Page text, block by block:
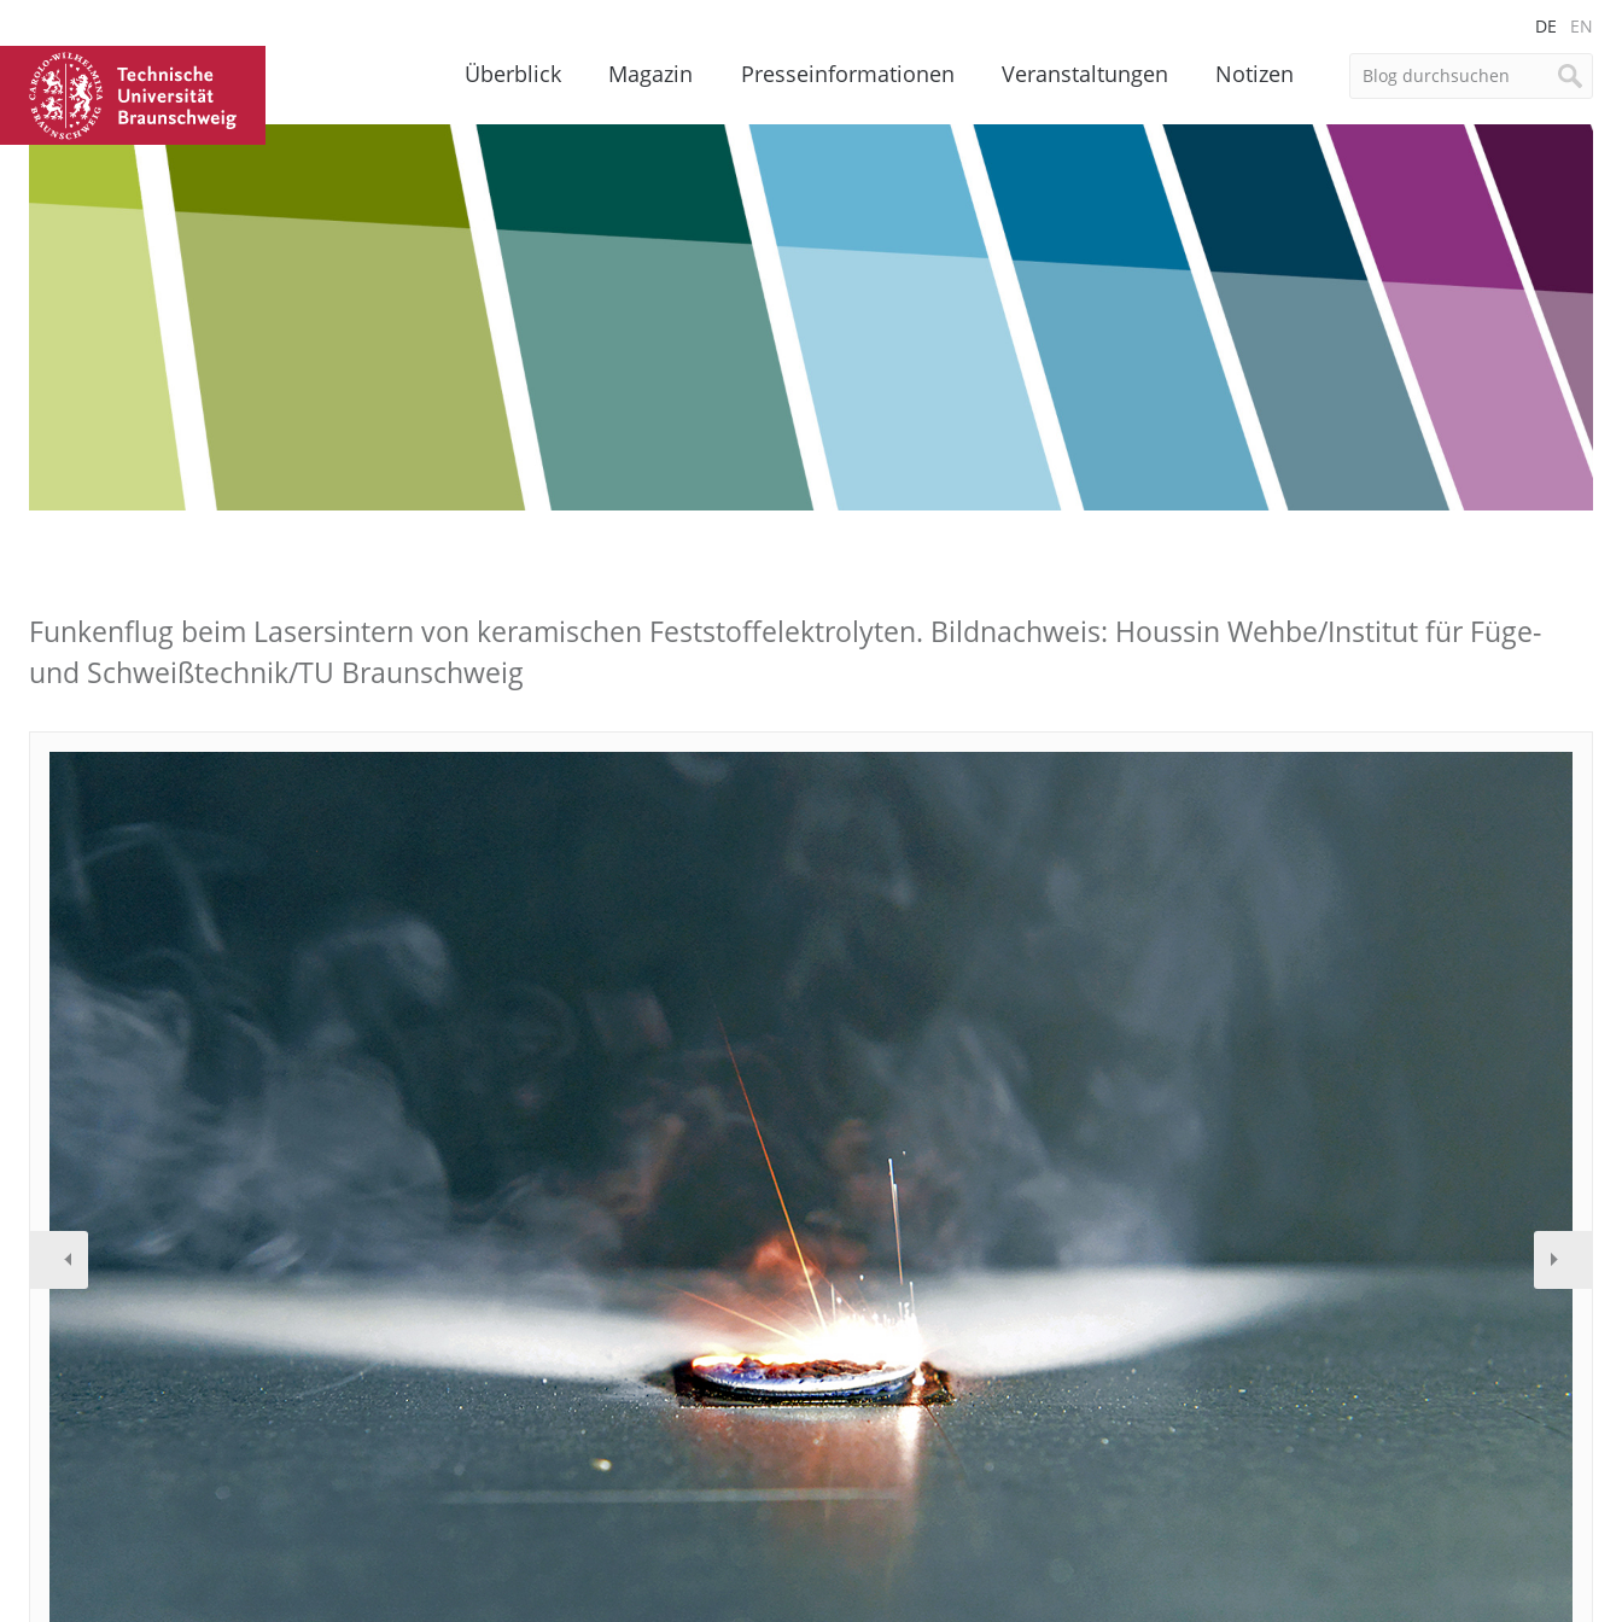
DE EN
Überblick Magazin Presseinformationen Veranstaltungen Notizen
Funkenflug beim Lasersintern von keramischen Feststoffelektrolyten. Bildnachweis: Houssin Wehbe/Institut für Füge-
und Schweißtechnik/TU Braunschweig